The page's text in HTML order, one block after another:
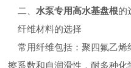
二、 水泵专用高水基盘根的
纤维材料的选择
常用纤维包括：聚四氟乙烯
擦系数和自润滑性，耐多种